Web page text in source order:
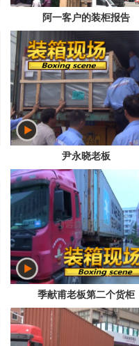
阿一客户的装柜报告
尹永晓老板
季献甫老板第二个货柜